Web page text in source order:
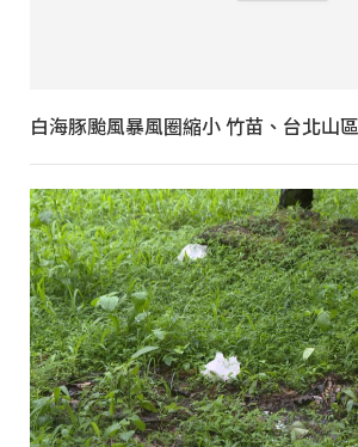
白海豚颱風暴風圈縮小 竹苗、台北山